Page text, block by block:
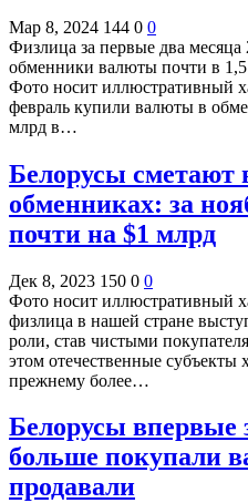
Мар 8, 2024 144 0 0
Физлица за первые два месяца
обменники валюты почти в
Фото носит иллюстративный
февраль купили валюты в
млрд в…
Белорусы сметают
обменниках: за
почти на $1 млрд
Дек 8, 2023 150 0 0
Фото носит иллюстративный
физлица в нашей стране
роли, став чистыми
этом отечественные субъекты
прежнему более…
Белорусы впервые
больше покупали
продавали